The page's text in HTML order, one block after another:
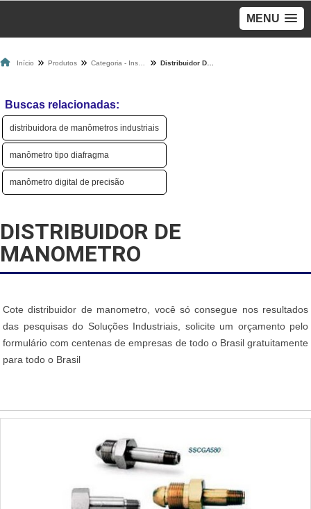
MENU
Início Produtos
Buscas relacionadas:
distribuidora de manômetros industriais
manômetro tipo diafragma
manômetro digital de precisão
DISTRIBUIDOR DE
MANOMETRO
Cote distribuidor de manometro, você só consegue nos resultados
das pesquisas do Soluções Industriais, solicite um orçamento pelo
formulário com centenas de empresas de todo o Brasil gratuitamente
para todo o Brasil